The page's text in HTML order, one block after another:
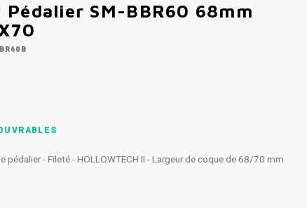
Pédalier SM-BBR60 68mm
pédalier - Fileté - HOLLOWTECH II - Largeur de coque de 68/70 mm